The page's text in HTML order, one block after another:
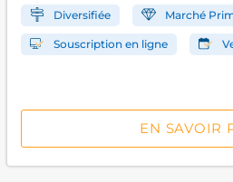
Diversifiée Marché
Souscription en ligne
EN SAVOIR